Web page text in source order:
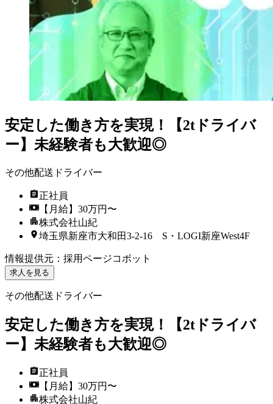
安定した働き方を実現！【2tドライバ
ー】未経験者も大歓迎◎
その他配送ドライバー
正社員
【月給】30万円〜
株式会社山紀
埼玉県新座市大和田3-2-16 S・LOGI新座West4F
情報提供元 ： 採用ページコボット
求人を見る
その他配送ドライバー
安定した働き方を実現！【2tドライバ
ー】未経験者も大歓迎◎
正社員
【月給】30万円〜
株式会社山紀